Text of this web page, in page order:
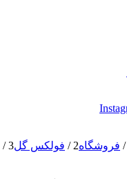
/ فروشگاه2
/ فولکس گل3
/